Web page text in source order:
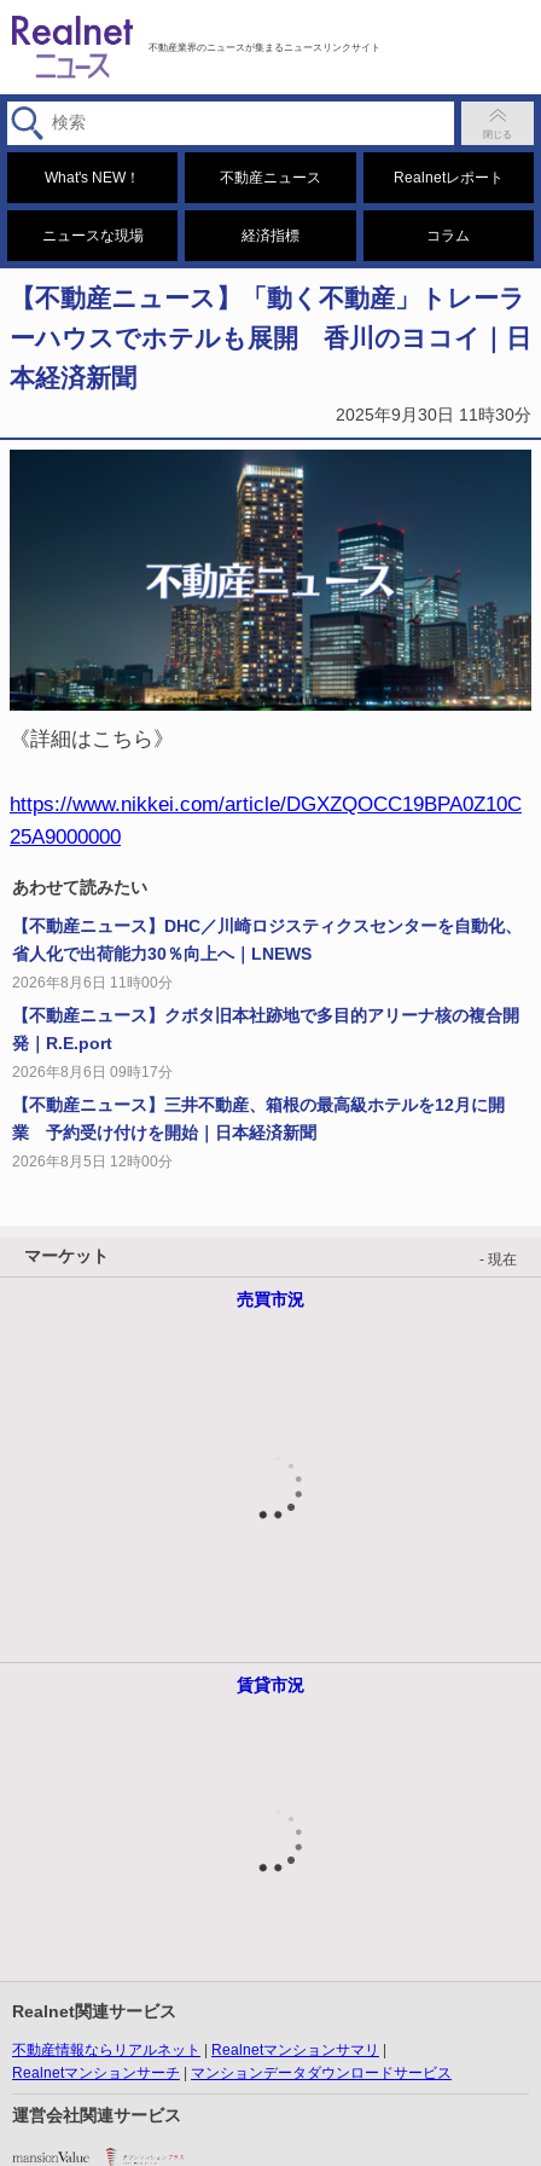
不動産業界のニュースが集まるニュースリンクサイト
What's NEW！ 不動産ニュース Realnetレポート
ニュースな現場 経済指標 コラム
【不動産ニュース】「動く不動産」トレーラ
ーハウスでホテルも展開 香川のヨコイ｜日
本経済新聞
2025年9月30日 11時30分
《詳細はこちら》
https://www.nikkei.com/article/DGXZQOCC19BPA0Z10C
25A9000000
あわせて読みたい
【不動産ニュース】DHC／川崎ロジスティクスセンターを自動化、
省人化で出荷能力30％向上へ｜LNEWS
2026年8月6日 11時00分
【不動産ニュース】クボタ旧本社跡地で多目的アリーナ核の複合開
発｜R.E.port
2026年8月6日 09時17分
【不動産ニュース】三井不動産、箱根の最高級ホテルを12月に開
業 予約受け付けを開始｜日本経済新聞
2026年8月5日 12時00分
マーケット - 現在
売買市況
賃貸市況
Realnet関連サービス
不動産情報ならリアルネット
Realnetマンションサマリ
Realnetマンションサーチ
マンションデータダウンロードサービス
運営会社関連サービス